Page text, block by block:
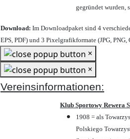
gegründet wurden,
Download: Im Downloadpaket sind 4
EPS, PDF) und 3 Pixelgrafikformate (JPG, PNG,
×
×
Vereinsinformationen:
Klub Sportowy Rewera
1908 = als
Polskiego